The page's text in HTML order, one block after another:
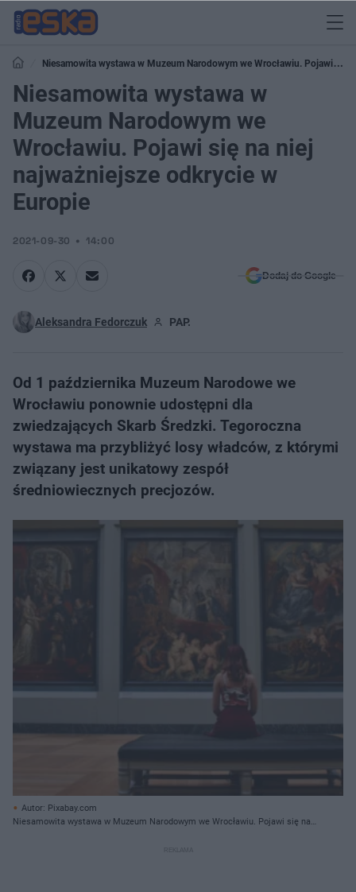
Niesamowita wystawa w Muzeum Narodowym we Wrocławiu. Pojawi się
na niej najważniejsze odkrycie w Europie
Niesamowita wystawa w
Muzeum Narodowym we
Wrocławiu. Pojawi się na niej
najważniejsze odkrycie w
Europie
2021-09-30 14:00
Dodaj do Google
Aleksandra Fedorczuk PAP.
Od 1 października Muzeum Narodowe we
Wrocławiu ponownie udostępni dla
zwiedzających Skarb Średzki. Tegoroczna
wystawa ma przybliżyć losy władców, z którymi
związany jest unikatowy zespół
średniowiecznych precjozów.
Autor: Pixabay.com
Niesamowita wystawa w Muzeum Narodowym we Wrocławiu. Pojawi się na